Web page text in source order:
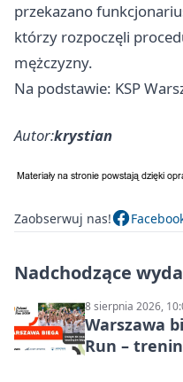
przekazano
którzy rozpoczęli
mężczyzny.
Na podstawie: KSP
Autor:krystian
Zaobserwuj nas!
Nadchodzące
8 sierpnia 2026,
Warszawa
Run –